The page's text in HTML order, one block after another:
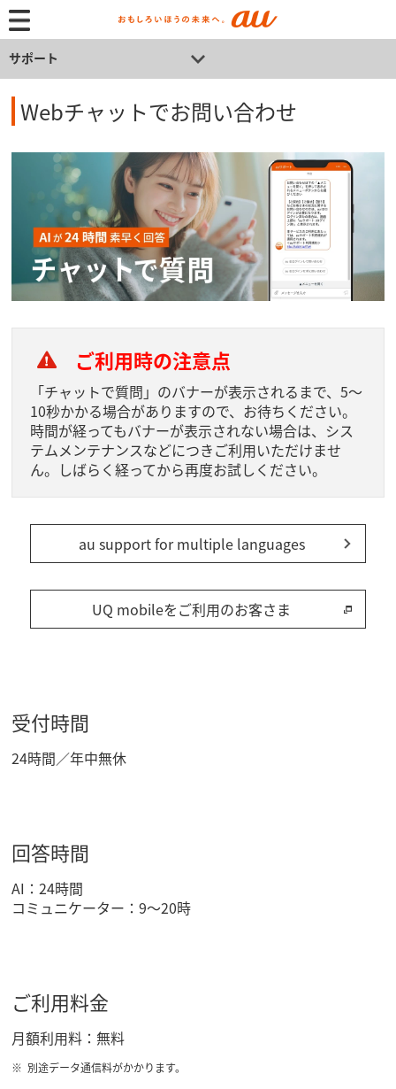
サポート
Webチャットでお問い合わせ
ご利用時の注意点
「チャットで質問」のバナーが表示されるまで、5～
10秒かかる場合がありますので、お待ちください。
時間が経ってもバナーが表示されない場合は、シス
テムメンテナンスなどにつきご利用いただけませ
ん。しばらく経ってから再度お試しください。
au support for multiple languages
UQ mobileをご利用のお客さま
受付時間
24時間／年中無休
回答時間
AI：24時間
コミュニケーター：9～20時
ご利用料金
月額利用料：無料
別途データ通信料がかかります。